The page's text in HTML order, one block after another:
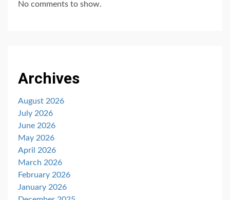
No comments to show.
Archives
August 2026
July 2026
June 2026
May 2026
April 2026
March 2026
February 2026
January 2026